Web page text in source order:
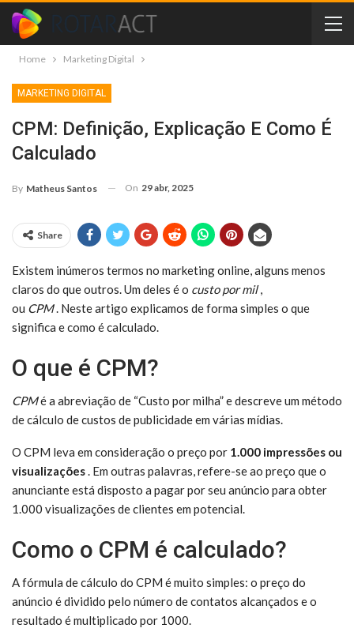
Home Marketing Digital
MARKETING DIGITAL
CPM: Definição, Explicação E Como É
Calculado
By Matheus Santos On 29 abr, 2025
Share
Existem inúmeros termos no marketing online, alguns menos
claros do que outros. Um deles é o custo por mil,
ou CPM. Neste artigo explicamos de forma simples o que
significa e como é calculado.
O que é CPM?
CPMé a abreviação de “Custo por milha” e descreve um método
de cálculo de custos de publicidade em várias mídias.
O CPM leva em consideração o preço por 1.000 impressões ou
visualizações. Em outras palavras, refere-se ao preço que o
anunciante está disposto a pagar por seu anúncio para obter
1.000 visualizações de clientes em potencial.
Como o CPM é calculado?
A fórmula de cálculo do CPM é muito simples: o preço do
anúncio é dividido pelo número de contatos alcançados e o
resultado é multiplicado por 1000.